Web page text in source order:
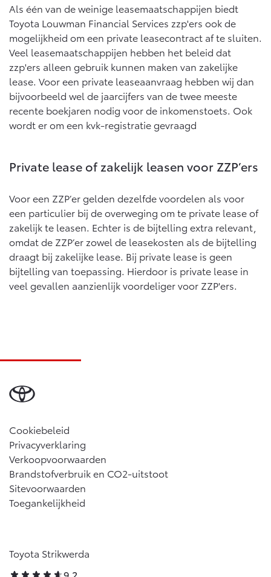
Vanaf € 76.695,- Vanaf € 27.945,-
Proace (excl. BTW)
OOK ALS BATTERIJ-
ELEKTRISCH
Vanaf € 37.500,-
Proace Verso
BATTERIJ-ELEKTRISCH
Vanaf € 55.950,-
Proace Max (excl. BTW)
OOK ALS BATTERIJ-
ELEKTRISCH
Hilux (excl. BTW)
OOK ALS BATTERIJ-
ELEKTRISCH
Land Cruiser (excl. BTW)
Vanaf € 89.986,-
Als één van de weinige leasemaatschappijen biedt
Toyota Louwman Financial Services zzp'ers ook de
mogelijkheid om een private leasecontract af te sluiten.
Veel leasemaatschappijen hebben het beleid dat
zzp'ers alleen gebruik kunnen maken van zakelijke
lease. Voor een private leaseaanvraag hebben wij dan
bijvoorbeeld wel de jaarcijfers van de twee meeste
recente boekjaren nodig voor de inkomenstoets. Ook
wordt er om een kvk-registratie gevraagd
Private lease of zakelijk leasen voor ZZP’ers
Voor een ZZP’er gelden dezelfde voordelen als voor
een particulier bij de overweging om te private lease of
zakelijk te leasen. Echter is de bijtelling extra relevant,
omdat de ZZP’er zowel de leasekosten als de bijtelling
draagt bij zakelijke lease. Bij private lease is geen
bijtelling van toepassing. Hierdoor is private lease in
veel gevallen aanzienlijk voordeliger voor ZZP'ers.
Cookiebeleid
Privacyverklaring
Verkoopvoorwaarden
Brandstofverbruik en CO2-uitstoot
Sitevoorwaarden
Toegankelijkheid
Toyota Strikwerda
9,2